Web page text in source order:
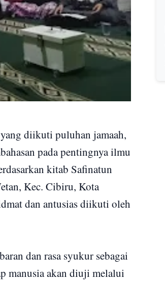
diikuti puluhan jamaah,
pada pentingnya ilmu
kitab Safinatun
Kec. Cibiru, Kota
dan antusias diikuti oleh
dan rasa syukur sebagai
manusia akan diuji melalui